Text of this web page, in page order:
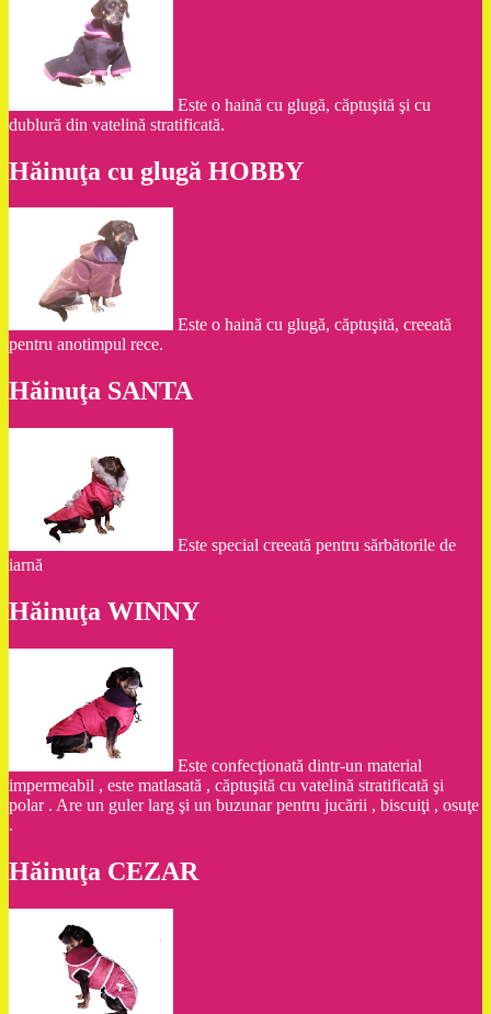
Este o haină cu glugă, căptuşită şi cu
dublură din vatelină stratificată.
Hăinuţa cu glugă HOBBY
Este o haină cu glugă, căptuşită, creeată
pentru anotimpul rece.
Hăinuţa SANTA
Este special creeată pentru sărbătorile de
iarnă
Hăinuţa WINNY
Este confecţionată dintr-un material
impermeabil , este matlasată , căptuşită cu vatelină stratificată şi
polar . Are un guler larg şi un buzunar pentru jucării , biscuiţi , osuţe
.
Hăinuţa CEZAR